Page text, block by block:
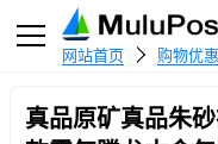
网站首页 购物优
真品原矿真品朱